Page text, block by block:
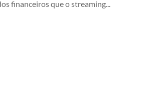
financeiros que o streaming...